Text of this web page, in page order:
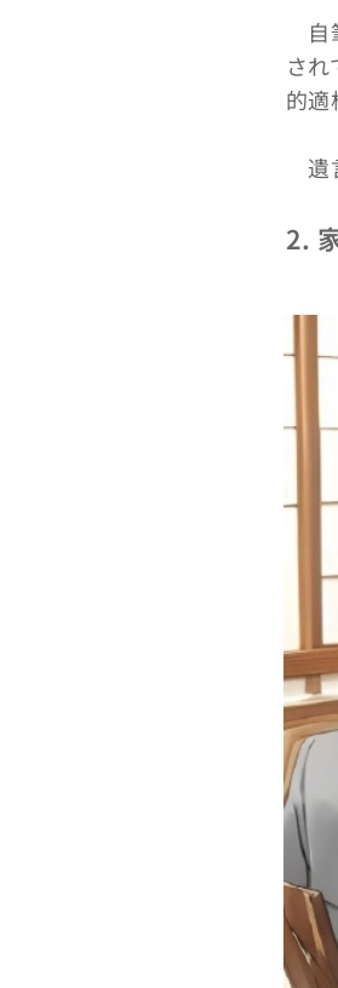
自
さ
的適
遺
2.